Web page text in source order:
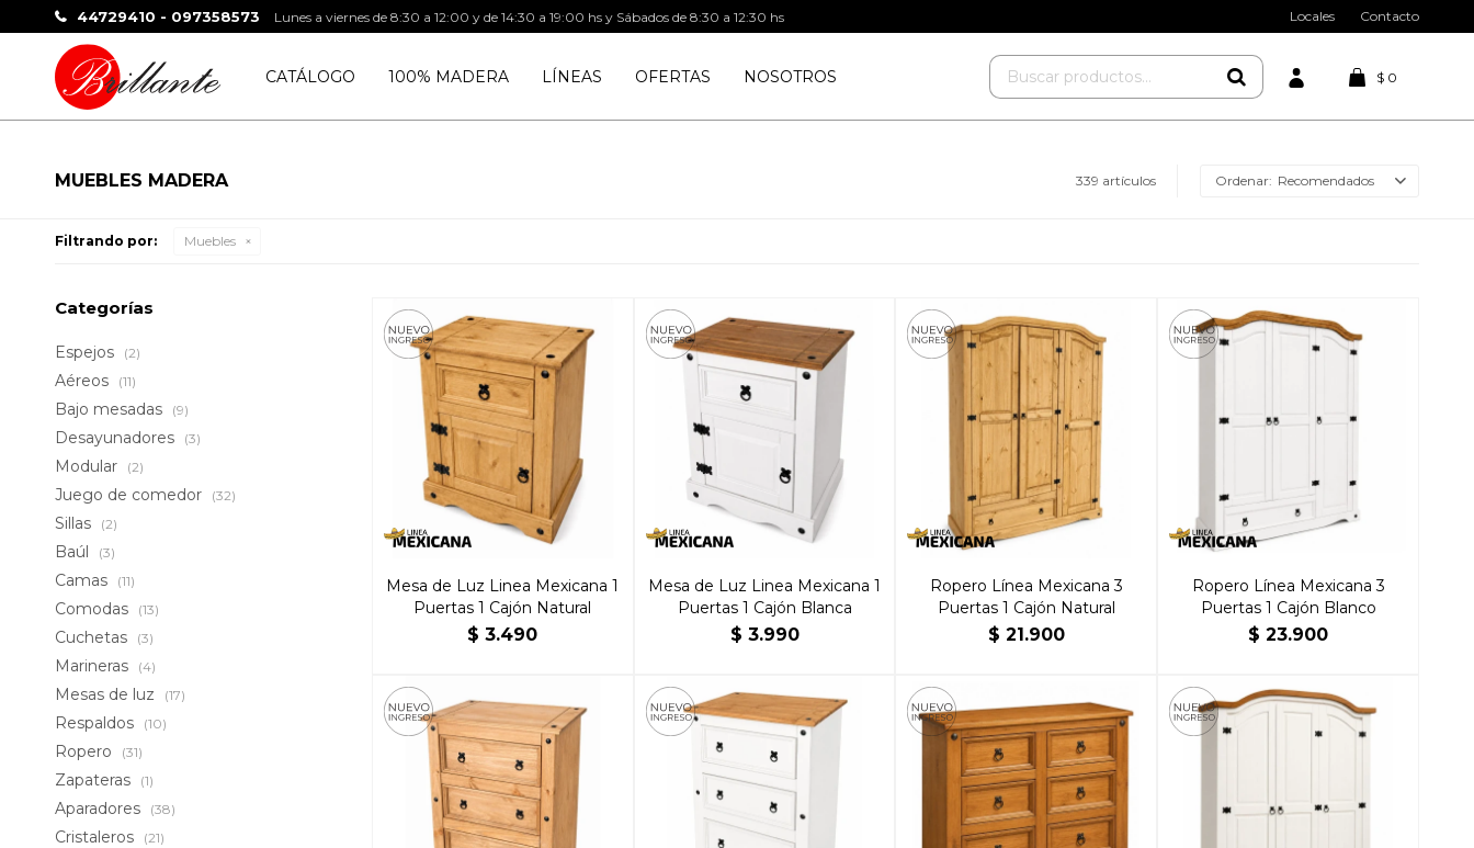
CATÁLOGO 100% MADERA LÍNEAS OFERTAS NOSOTROS $ 0
44729410 - 097358573 Lunes a viernes de 8:30 a 12:00 y de 14:30 a 19:00 hs y Sábados de 8:30 a 12:30 hs Locales Contacto
MUEBLES MADERA 339 artículos Recomendados
Filtrando por: Muebles
Mesa de Luz Linea Mexicana 1
Puertas 1 Cajón Natural
$ 3.490
Mesa de Luz Linea Mexicana 1
Puertas 1 Cajón Blanca
$ 3.990
Ropero Línea Mexicana 3
Puertas 1 Cajón Natural
$ 21.900
Ropero Línea Mexicana 3
Puertas 1 Cajón Blanco
$ 23.900
Categorías
Espejos (2)
Aéreos (11)
Bajo mesadas (9)
Desayunadores (3)
Modular (2)
Juego de comedor (32)
Sillas (2)
Baúl (3)
Camas (11)
Comodas (13)
Cuchetas (3)
Marineras (4)
Mesas de luz (17)
Respaldos (10)
Ropero (31)
Zapateras (1)
Aparadores (38)
Cristaleros (21)